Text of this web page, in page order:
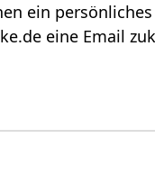
ein persönliches
eine Email